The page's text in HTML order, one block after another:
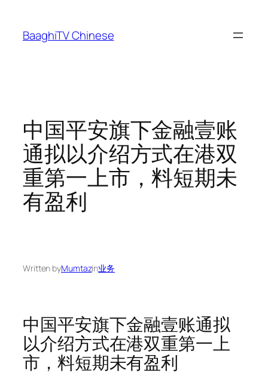
content
BaaghiTV Chinese
中国平安旗下金融壹账
通拟以介绍方式在港双
重第一上市，料短期未
有盈利
Written byMumtazin业务
中国平安旗下金融壹账通拟
以介绍方式在港双重第一上
市，料短期未有盈利